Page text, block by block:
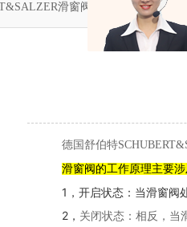
滑窗阀原理
德国舒伯特
滑窗阀的工作原理主要
1， 开启状态：当滑窗阀
2， 关闭状态：相反，当